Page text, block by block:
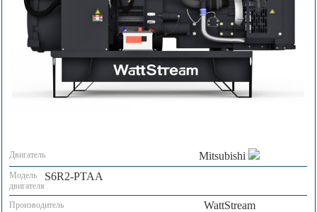
Двигатель Mitsubishi
Модель
двигателя
S6R2-PTAA
Производитель WattStream